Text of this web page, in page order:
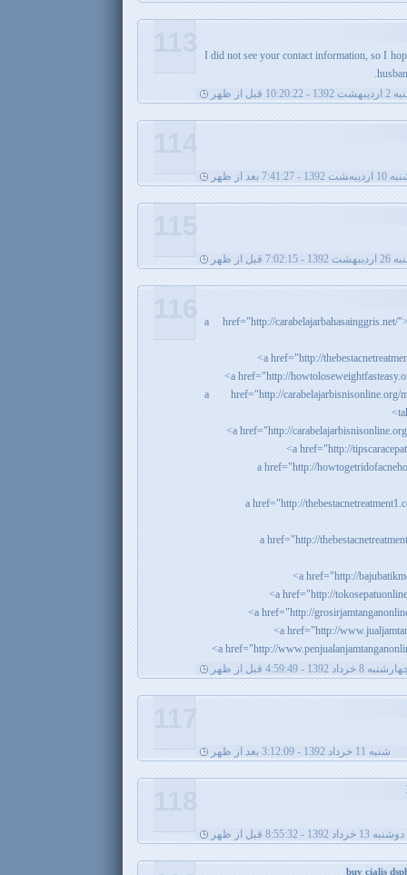
I did not see your contact information, so I
قبل از ظهر
113
بعد از ظهر
114
قبل از ظهر
115
<a href="http://
<a href="http://carabelajarbisnisonline.org/
8 خرداد 1392 - 4:59:49 قبل از ظهر
116
شنبه 11 خرداد 1392 - 3:12:09 بعد از ظهر
117
دوشنبه 13 خرداد 1392 - 8:55:32 قبل از ظهر
118